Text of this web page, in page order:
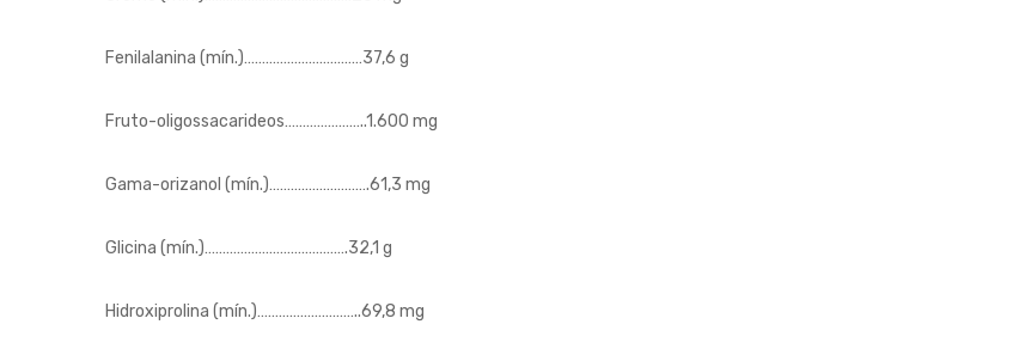
Fenilalanina (mín.)……………………………37,6 g
Fruto-oligossacarideos…………………..1.600 mg
Gama-orizanol (mín.)……………………….61,3 mg
Glicina (mín.)………………………………….32,1 g
Hidroxiprolina (mín.)………………………..69,8 mg